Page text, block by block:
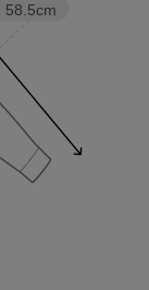
58.5cm